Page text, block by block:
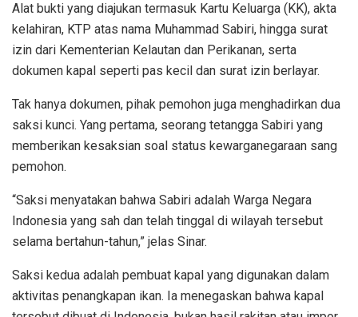
Alat bukti yang diajukan termasuk Kartu Keluarga (KK), akta
kelahiran, KTP atas nama Muhammad Sabiri, hingga surat
izin dari Kementerian Kelautan dan Perikanan, serta
dokumen kapal seperti pas kecil dan surat izin berlayar.
Tak hanya dokumen, pihak pemohon juga menghadirkan dua
saksi kunci. Yang pertama, seorang tetangga Sabiri yang
memberikan kesaksian soal status kewarganegaraan sang
pemohon.
“Saksi menyatakan bahwa Sabiri adalah Warga Negara
Indonesia yang sah dan telah tinggal di wilayah tersebut
selama bertahun-tahun,” jelas Sinar.
Saksi kedua adalah pembuat kapal yang digunakan dalam
aktivitas penangkapan ikan. Ia menegaskan bahwa kapal